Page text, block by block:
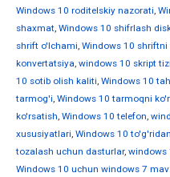
Windows 10 roditelskiy nazorati,
shaxmat, Windows 10 shifrlash
shrift o'lchami, Windows 10 shriftni
konvertatsiya, windows 10 skript
10 sotib olish kaliti, Windows 10
tarmog'i, Windows 10 tarmoqni
ko'rsatish, Windows 10 telefon,
xususiyatlari, Windows 10
tozalash uchun dasturlar, windows
Windows 10 uchun windows 7